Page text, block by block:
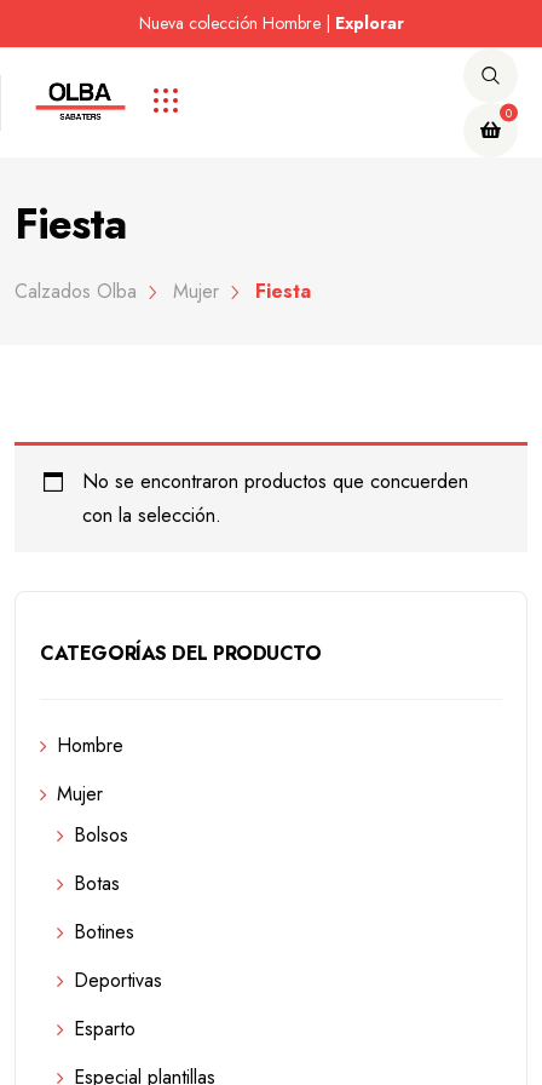
Visita nuestro Outlet |Explorar
Nueva colección Mujer | Explorar
Nueva colección Hombre | Explorar
Visita nuestro Outlet |Explorar
Nueva colección Mujer | Explorar
0
Fiesta
Calzados Olba Mujer Fiesta
No se encontraron productos que concuerden
con la selección.
CATEGORÍAS DEL PRODUCTO
Hombre
Mujer
Bolsos
Botas
Botines
Deportivas
Esparto
Especial plantillas